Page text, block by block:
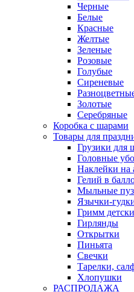
Черные
Белые
Красные
Желтые
Зеленые
Розовые
Голубые
Сиреневые
Золотые
Серебряные
Коробка с шарами
Товары для
Грузики для
Головные
Наклейки на
Гелий в
Мыльные
Язычки-
Гримм
Гирлянды
Открытки
Пиньята
Свечки
Тарелки,
Хлопушки
РАСПРОДАЖА